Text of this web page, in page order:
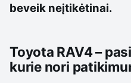
beveik neįtikėtinai.
Toyota RAV4 –
kurie nori